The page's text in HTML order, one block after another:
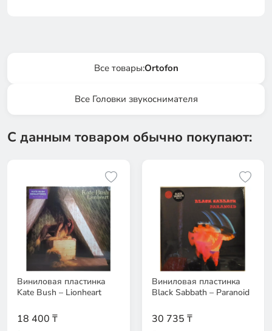
Все товары:Ortofon
Все Головки звукоснимателя
С данным товаром обычно покупают:
Виниловая пластинка
Kate Bush – Lionheart
18 400 ₸
Виниловая пластинка
Black Sabbath – Paranoid
30 735 ₸